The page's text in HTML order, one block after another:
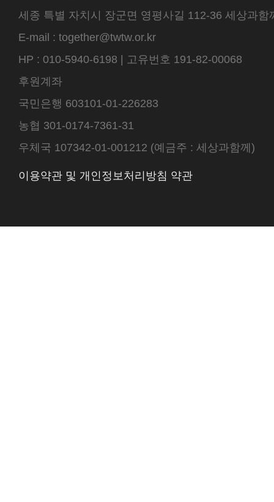
세종 특별 자치시 장군면 영평사길 112-36 세상과
E-mail : together@twtw.or.kr
HP : 010-5940-6198 | 고유번호 191-82-00068
후원계좌
국민은행 603101-01-226283
농협 301-0174-7361-31
우체국 107342-01-001212 (예금주 : 세상과함께)
이용약관 및 개인정보처리방침 약관